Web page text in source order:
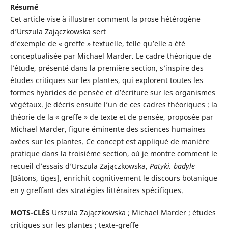
Résumé
Cet article vise à illustrer comment la prose hétérogène
d’Urszula Zajączkowska sert
d’exemple de « greffe » textuelle, telle qu’elle a été
conceptualisée par Michael Marder. Le cadre théorique de
l’étude, présenté dans la première section, s’inspire des
études critiques sur les plantes, qui explorent toutes les
formes hybrides de pensée et d’écriture sur les organismes
végétaux. Je décris ensuite l’un de ces cadres théoriques : la
théorie de la « greffe » de texte et de pensée, proposée par
Michael Marder, figure éminente des sciences humaines
axées sur les plantes. Ce concept est appliqué de manière
pratique dans la troisième section, où je montre comment le
recueil d’essais d’Urszula Zajączkowska, Patyki, badyle
[Bâtons, tiges], enrichit cognitivement le discours botanique
en y greffant des stratégies littéraires spécifiques.
MOTS-CLÉS Urszula Zajączkowska ; Michael Marder ; études
critiques sur les plantes ; texte-greffe